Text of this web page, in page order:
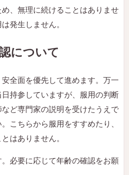
、無理に続けることはありませ
発生しません。
について
全面を優先して進めます。万一
持参していますが、服用の判断
ど専門家の説明を受けたうえで
こちらから服用をすすめたり、
はありません。
必要に応じて年齢の確認をお願